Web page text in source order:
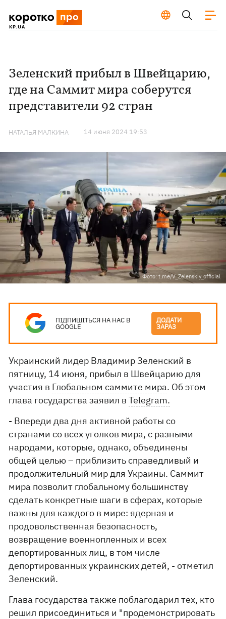
Зеленский прибыл в Швейцарию,
где на Саммит мира соберутся
представители 92 стран
НАТАЛЬЯ МАЛКИНА 14 июня 2024 19:53
Фото: t.me/V_Zelenskiy_official
ПІДПИШІТЬСЯ НА НАС В
GOOGLE
ДОДАТИ
ЗАРАЗ
Украинский лидер Владимир Зеленский в
пятницу, 14 июня, прибыл в Швейцарию для
участия в Глобальном саммите мира. Об этом
глава государства заявил вTelegram.
- Впереди два дня активной работы со
странами со всех уголков мира, с разными
народами, которые, однако, объединены
общей целью – приблизить справедливый и
продолжительный мир для Украины. Саммит
мира позволит глобальному большинству
сделать конкретные шаги в сферах, которые
важны для каждого в мире: ядерная и
продовольственная безопасность,
возвращение военнопленных и всех
депортированных лиц, в том числе
депортированных украинских детей, - отметил
Зеленский.
Глава государства также поблагодарил тех, кто
решил присоединиться и "продемонстрировать